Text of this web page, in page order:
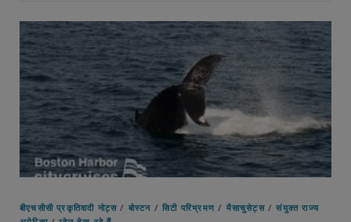
बीएचसीसी प्रकृतिवादी नोट्स / बोस्टन /सिटी परिभ्रमण / मैसाचुसेट्स/संयुक्त राज्य